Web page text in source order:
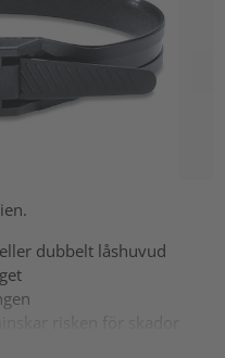
dubbelt låshuvud
risken för skador